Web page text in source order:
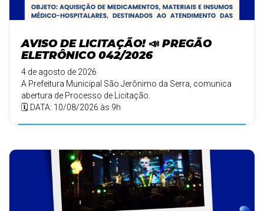
AVISO DE LICITAÇÃO! 📣 PREGÃO
ELETRÔNICO 042/2026
4 de agosto de 2026
A Prefeitura Municipal São Jerônimo da Serra, comunica
abertura de Processo de Licitação.
🗓️ DATA: 10/08/2026 às 9h